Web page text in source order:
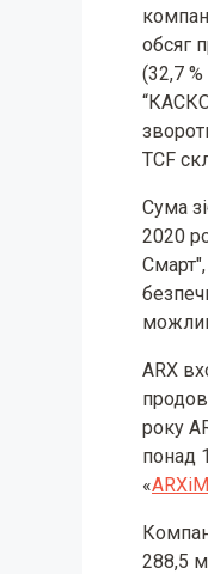
обсяг
(32,7
TCF
Сума
2020
ARX
року
понад
«
288,5